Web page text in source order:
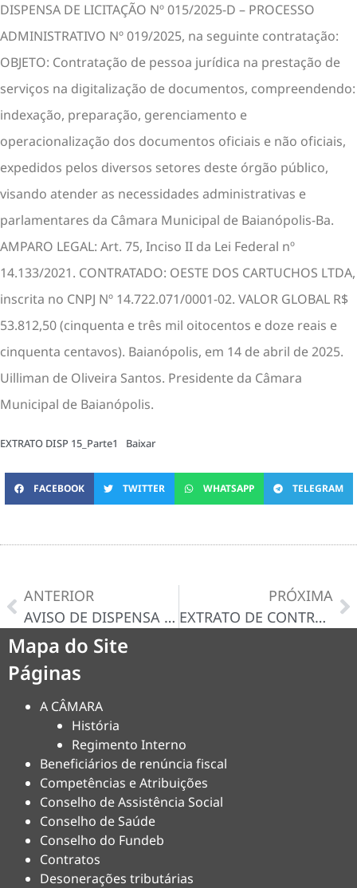
DISPENSA DE LICITAÇÃO Nº 015/2025-D – PROCESSO
ADMINISTRATIVO Nº 019/2025, na seguinte contratação:
OBJETO: Contratação de pessoa jurídica na prestação de
serviços na digitalização de documentos, compreendendo:
indexação, preparação, gerenciamento e
operacionalização dos documentos oficiais e não oficiais,
expedidos pelos diversos setores deste órgão público,
visando atender as necessidades administrativas e
parlamentares da Câmara Municipal de Baianópolis-Ba.
AMPARO LEGAL: Art. 75, Inciso II da Lei Federal nº
14.133/2021. CONTRATADO: OESTE DOS CARTUCHOS LTDA,
inscrita no CNPJ Nº 14.722.071/0001-02. VALOR GLOBAL R$
53.812,50 (cinquenta e três mil oitocentos e doze reais e
cinquenta centavos). Baianópolis, em 14 de abril de 2025.
Uilliman de Oliveira Santos. Presidente da Câmara
Municipal de Baianópolis.
EXTRATO DISP 15_Parte1 Baixar
FACEBOOK TWITTER WHATSAPP TELEGRAM
ANTERIOR
AVISO DE DISPENSA N° 016/2025-D
PRÓXIMA
EXTRATO DE CONTRATO ADMINISTRATIVO Nº 015/2025
Mapa do Site
Páginas
A CÂMARA
História
Regimento Interno
Beneficiários de renúncia fiscal
Competências e Atribuições
Conselho de Assistência Social
Conselho de Saúde
Conselho do Fundeb
Contratos
Desonerações tributárias